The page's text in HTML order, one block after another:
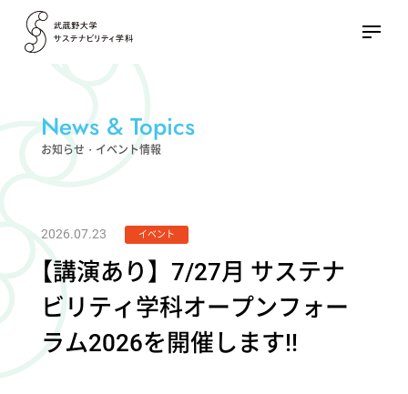
News & Topics
お知らせ・イベント情報
2026.07.23 イベント
【講演あり】7/27月 サステナ
ビリティ学科オープンフォー
ラム2026を開催します!!